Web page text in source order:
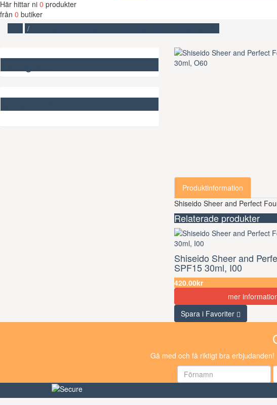
Här hittar ni 0 produkter
från 0 butiker
Produktinformation
Shiseido Sheer and Perfect
Relaterade produkter
Shiseido Sheer and
SPF15 30ml, I00
420.00kr
mer
Spara i Favoriter
Gå med och få riktigt bra erbjudanden!